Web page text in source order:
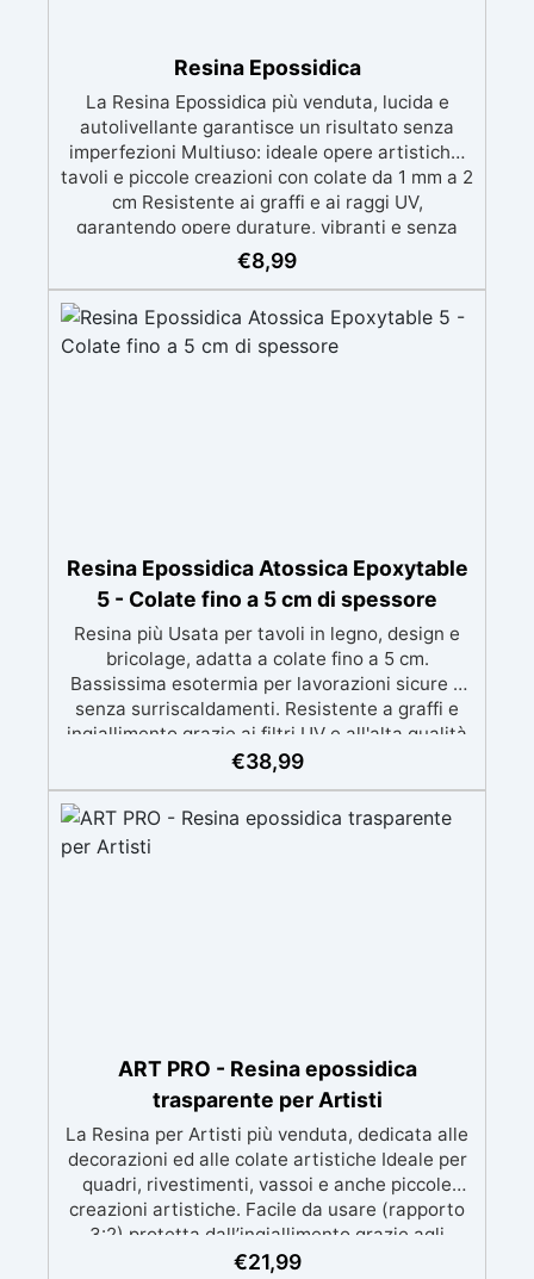
Resina Epossidica
La Resina Epossidica più venduta, lucida e
autolivellante garantisce un risultato senza
imperfezioni Multiuso: ideale opere artistiche,
tavoli e piccole creazioni con colate da 1 mm a 2
cm Resistente ai graffi e ai raggi UV,
garantendo opere durature, vibranti e senza
ingiallimenti nel tempo Bassa viscosità e
formula anti-bolle per risultati impeccabili,
Certificata Atossica post catalisi per contatto
con la pelle, BPA free e VoC Free
€8,99
Resina Epossidica Atossica Epoxytable
5 - Colate fino a 5 cm di spessore
Resina più Usata per tavoli in legno, design e
bricolage, adatta a colate fino a 5 cm.
Bassissima esotermia per lavorazioni sicure e
senza surriscaldamenti. Resistente a graffi e
ingiallimento grazie ai filtri UV e all'alta qualità
meccanica. Bassa viscosità per eliminare bolle
BPA/VOC free e certificata per il contatto
prolungato con la pelle.
€38,99
ART PRO - Resina epossidica
trasparente per Artisti
La Resina per Artisti più venduta, dedicata alle
decorazioni ed alle colate artistiche Ideale per
quadri, rivestimenti, vassoi e anche piccole
creazioni artistiche. Facile da usare (rapporto
3:2) protetta dall’ingiallimento grazie agli
speciali filtri UV Formula densa : non cola via,
€21,99